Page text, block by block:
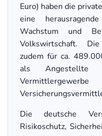
Euro) haben die
eine
Wachstum und
Volkswirtschaft.
zudem für ca.
als Angestellte
Die deutsche
Risikoschutz,